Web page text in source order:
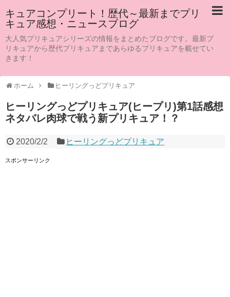
キュアコンプリート！歴代～最新までプリ
キュア感想・ニュースブログ
大人気プリキュアシリーズの情報をまとめたブログです。最新プ
リキュアから歴代プリキュアまであらゆるプリキュアを載せてい
きます！
ホーム ヒーリングっどプリキュア
ヒーリングっどプリキュア(ヒープリ)第1話感想
ネタバレ肉球で戦う新プリキュア！？
2020/2/2 ヒーリングっどプリキュア
スポンサーリンク